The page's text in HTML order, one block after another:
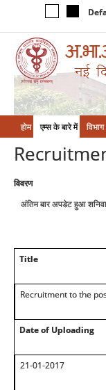
होम एम्‍स के बारे में
विवरण
अंतिम बार अपडेट हुआ
Title
Recruitment to the
Date of Uploading
21-01-2017